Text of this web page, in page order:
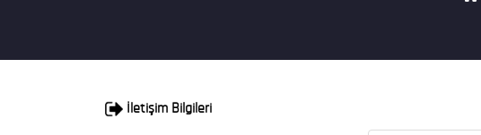
İletişim Bilgileri